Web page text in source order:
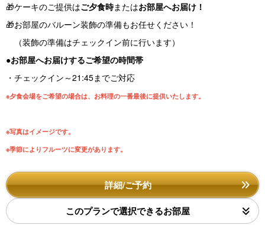
🎁ケーキのご提供はご夕食時またはお部屋へお届け！
🎁お部屋のバルーン装飾の準備もお任せください！
（装飾の準備はチェックイン前に行います）
●お部屋へお届けするご希望の時間帯
・チェックイン～21:45までご対応
※夕食会場をご希望の場合は、お料理の一番最後に提供いたします。
※写真はイメージです。
※季節によりフルーツに変更があります。
詳細/ご予約
このプランで選択できるお部屋